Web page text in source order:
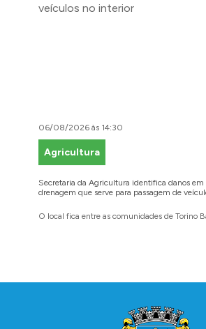
06/08/2026 às 14:30
Agricultura
Secretaria da Agricultura identifica danos
drenagem que serve para passagem de
O local fica entre as comunidades de Torino